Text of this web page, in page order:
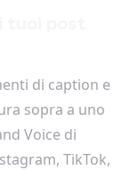
di caption e
sopra a uno
Voice di
TikTok,